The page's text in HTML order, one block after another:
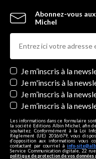
Abonnez-vous
Michel
Newsletters
Je m’inscris à la
Je m'inscris à la
Je m’inscris à la
Je m’inscris à la
Les informations dans ce formulaire
la société Editions Albin Michel, afin
souhaitez. Conformément à la Loi
Règlement (UE) 2016/679, vous
d’opposition aux informations vous
contactant par courriel à info-
Service Communication digitale, 22
politique de protection de vos données